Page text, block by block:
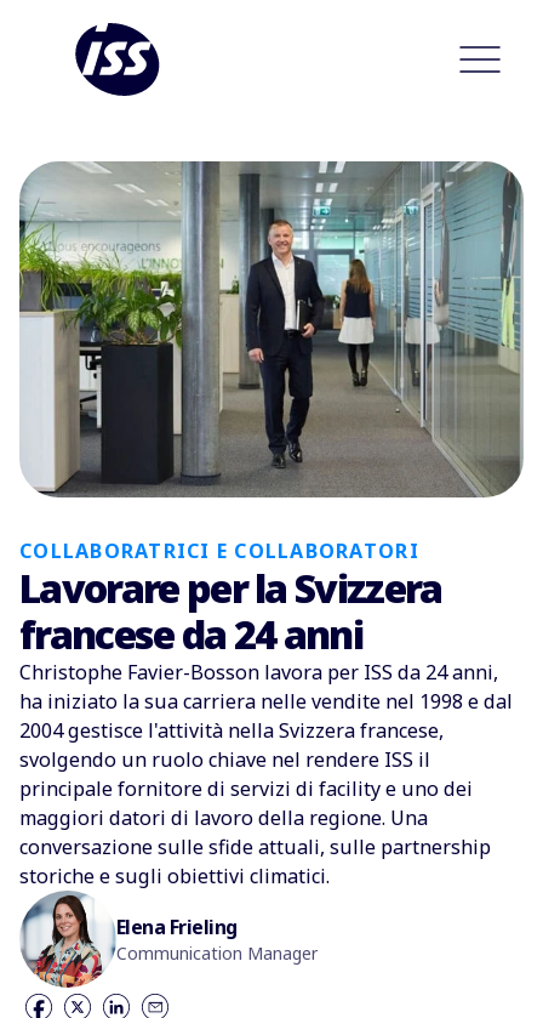
COLLABORATRICI E COLLABORATORI
Lavorare per la Svizzera
francese da 24 anni
Christophe Favier-Bosson lavora per ISS da 24 anni,
ha iniziato la sua carriera nelle vendite nel 1998 e dal
2004 gestisce l'attività nella Svizzera francese,
svolgendo un ruolo chiave nel rendere ISS il
principale fornitore di servizi di facility e uno dei
maggiori datori di lavoro della regione. Una
conversazione sulle sfide attuali, sulle partnership
storiche e sugli obiettivi climatici.
Elena Frieling
Communication Manager